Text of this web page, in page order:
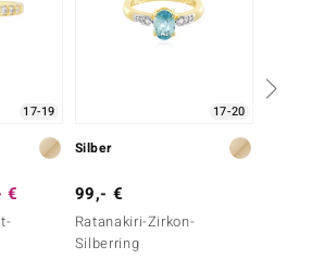
17-19
€
17-20
Silber
99,- €
Ratanakiri-Zirkon-
Silberring